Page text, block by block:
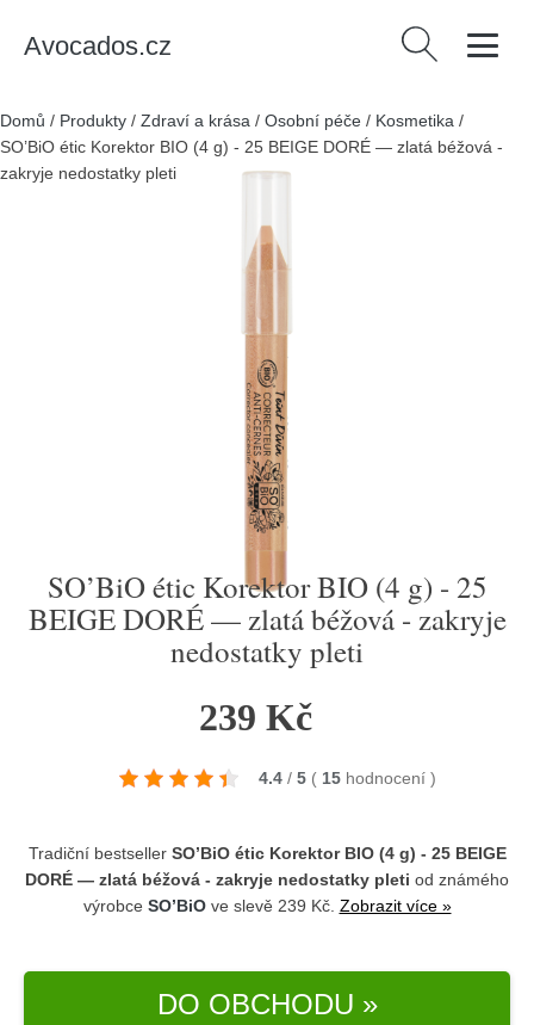
Avocados.cz Vyhledávání
Domů / Produkty / Zdraví a krása / Osobní péče / Kosmetika /
SO’BiO étic Korektor BIO (4 g) - 25 BEIGE DORÉ — zlatá béžová -
zakryje nedostatky pleti
SO’BiO étic Korektor BIO (4 g) - 25
BEIGE DORÉ — zlatá béžová - zakryje
nedostatky pleti
239 Kč
4.4 / 5 ( 15 hodnocení )
Tradiční bestseller SO’BiO étic Korektor BIO (4 g) - 25 BEIGE
DORÉ — zlatá béžová - zakryje nedostatky pleti od známého
výrobce SO’BiOve slevě 239 Kč. Zobrazit více »
DO OBCHODU »